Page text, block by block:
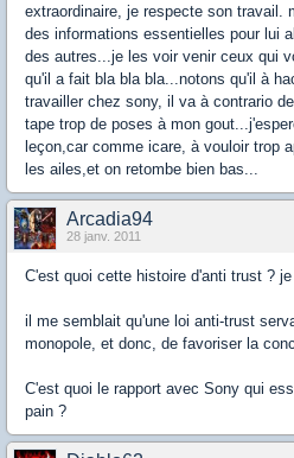
extraordinaire, je respecte son travail.
des informations essentielles pour lui
des autres...je les voir venir ceux qui
qu'il a fait bla bla bla...notons qu'il à
travailler chez sony, il va à contrario
tape trop de poses à mon
leçon,car comme icare, à vouloir trop
les ailes,et on retombe bien bas...
Arcadia94
28 janv. 2011
C'est quoi cette histoire d'anti trust ?
il me semblait qu'une loi anti-trust
monopole, et donc, de favoriser la
C'est quoi le rapport avec Sony qui
pain ?